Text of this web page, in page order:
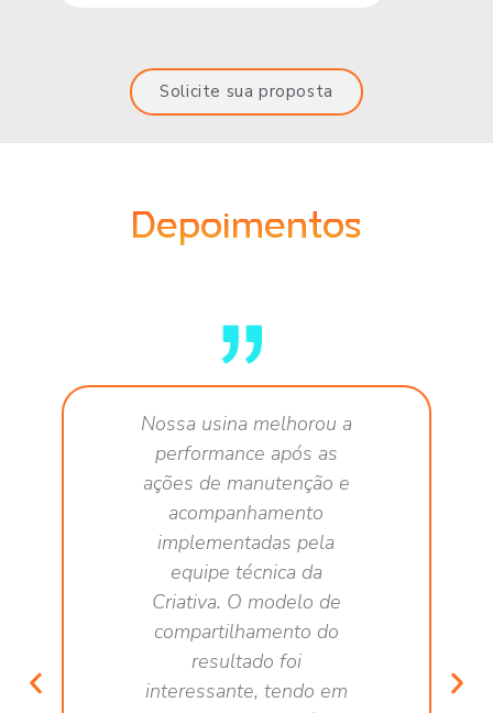
Solicite sua proposta
Depoimentos
Nossa usina melhorou a
performance após as
ações de manutenção e
acompanhamento
implementadas pela
equipe técnica da
Criativa. O modelo de
compartilhamento do
resultado foi
interessante, tendo em